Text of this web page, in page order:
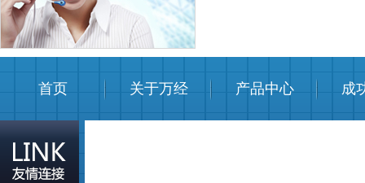
首页 关于万经 产品中心 成